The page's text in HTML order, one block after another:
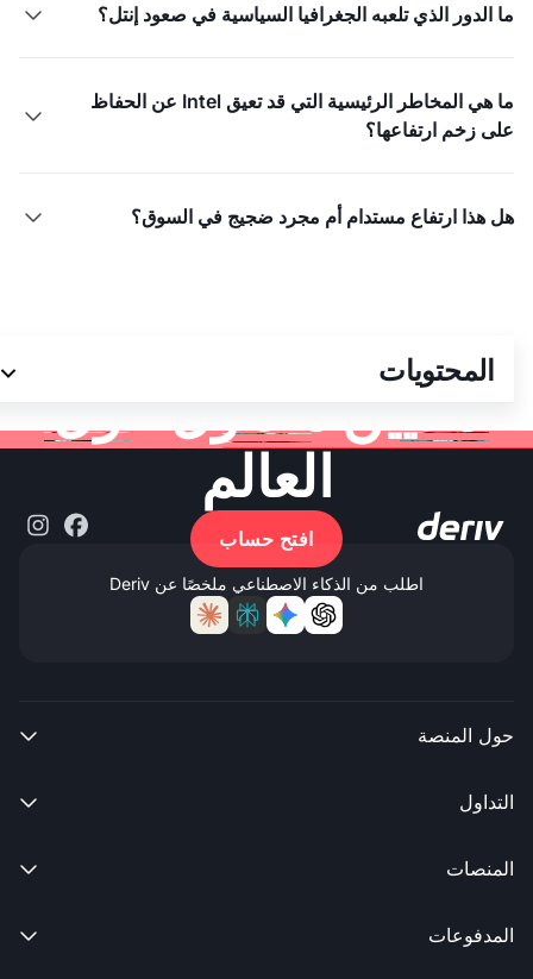
ما الدور الذي تلعبه الجغرافيا السياسية في صعود إنتل؟ 
ما هي المخاطر الرئيسية التي قد تعيق Intel عن الحفاظ
على زخم ارتفاعها؟

هل هذا ارتفاع مستدام أم مجرد ضجيج في السوق؟ 
المحتويات
ملايين متداول حول
العالم
افتح حساب
اطلب من الذكاء الاصطناعي ملخصًا عن Deriv
حول المنصة 
التداول 
المنصات 
المدفوعات 